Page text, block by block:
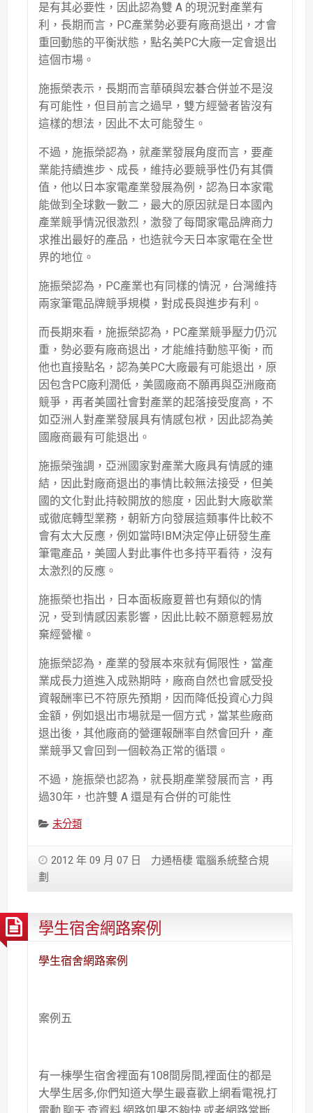
是有其必要性，因此認為雙 A 的現況對產業有
利，長期而言，PC產業勢必要有廠商退出，才會
重回動態的平衡狀態，點名美PC大廠一定會退出
這個市場。
施振榮表示，長期而言華碩與宏碁合併並不是沒
有可能性，但目前言之過早，雙方經營者皆沒有
這樣的想法，因此不太可能發生。
不過，施振榮認為，就產業發展角度而言，要產
業能持續進步、成長，維持必要競爭性仍有其價
值，他以日本家電產業發展為例，認為日本家電
能做到全球數一數二，最大的原因就是日本國內
產業競爭情況很激烈，激發了每間家電品牌商力
求推出最好的產品，也造就今天日本家電在全世
界的地位。
施振榮認為，PC產業也有同樣的情況，台灣維持
兩家筆電品牌競爭規模，對成長與進步有利。
而長期來看，施振榮認為，PC產業競爭壓力仍沉
重，勢必要有廠商退出，才能維持動態平衡，而
他也直接點名，認為美PC大廠最有可能退出，原
因包含PC廠利潤低，美國廠商不願再與亞洲廠商
競爭，再者美國社會對產業的起落接受度高，不
如亞洲人對產業發展具有情感包袱，因此認為美
國廠商最有可能退出。
施振榮強調，亞洲國家對產業大廠具有情感的連
結，因此對廠商退出的事情比較無法接受，但美
國的文化對此持較開放的態度，因此對大廠歇業
或徹底轉型業務，朝新方向發展這類事件比較不
會有太大反應，例如當時IBM決定停止研發生產
筆電產品，美國人對此事件也多持平看待，沒有
太激烈的反應。
施振榮也指出，日本面板廠夏普也有類似的情
況，受到情感因素影響，因此比較不願意輕易放
棄經營權。
施振榮認為，產業的發展本來就有侷限性，當產
業成長力道進入成熟期時，廠商自然也會感受投
資報酬率已不符原先預期，因而降低投資心力與
金額，例如退出市場就是一個方式，當某些廠商
退出後，其他廠商的營運報酬率自然會回升，產
業競爭又會回到一個較為正常的循環。
不過，施振榮也認為，就長期產業發展而言，再
過30年，也許雙 A 還是有合併的可能性
Categories:
未分類
2012 年 09 月 07 日
力通梧棲 電腦系統整合規
劃
學生宿舍網路案例
學生宿舍網路案例
案例五
有一棟學生宿舍裡面有108間房間,裡面住的都是
大學生居多,你們知道大學生最喜歡上網看電視,打